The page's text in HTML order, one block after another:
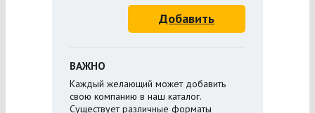
Добавить
ВАЖНО
Каждый желающий может добавить
свою компанию в наш каталог.
Существует различные форматы